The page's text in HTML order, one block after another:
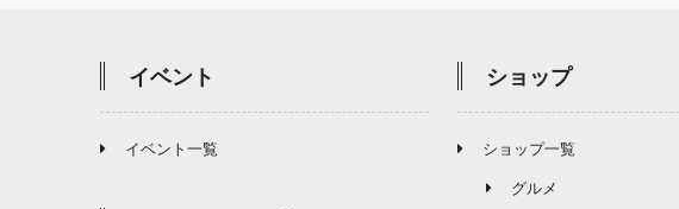
イベント
イベント一覧
ショップ
ショップ一覧
グルメ